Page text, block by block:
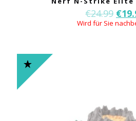
€24.99 €
Wird für Sie